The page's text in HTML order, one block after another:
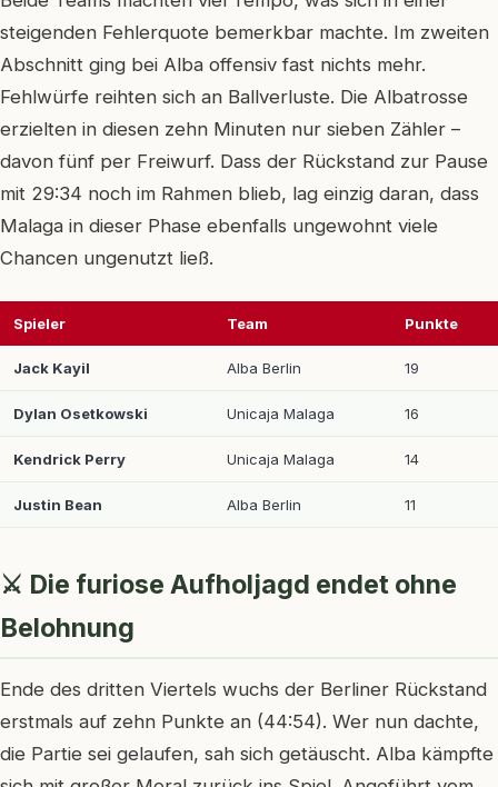
steigenden Fehlerquote bemerkbar machte. Im zweiten
Abschnitt ging bei Alba offensiv fast nichts mehr.
Fehlwürfe reihten sich an Ballverluste. Die Albatrosse
erzielten in diesen zehn Minuten nur sieben Zähler –
davon fünf per Freiwurf. Dass der Rückstand zur Pause
mit 29:34 noch im Rahmen blieb, lag einzig daran, dass
Malaga in dieser Phase ebenfalls ungewohnt viele
Chancen ungenutzt ließ.
Spieler Team Punkte
Jack Kayil Alba Berlin 19
Dylan Osetkowski Unicaja Malaga 16
Kendrick Perry Unicaja Malaga 14
Justin Bean Alba Berlin 11
⚔️ Die furiose Aufholjagd endet ohne
Belohnung
Ende des dritten Viertels wuchs der Berliner Rückstand
erstmals auf zehn Punkte an (44:54). Wer nun dachte,
die Partie sei gelaufen, sah sich getäuscht. Alba kämpfte